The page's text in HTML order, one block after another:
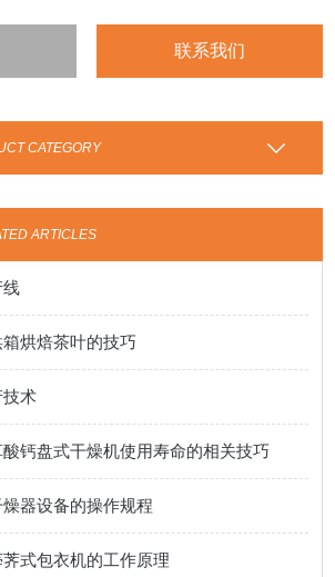
联系我们
CATEGORY
ARTICLES
线
烘焙茶叶的技巧
术
钙盘式干燥机使用寿命的相关技巧
器设备的操作规程
式包衣机的工作原理